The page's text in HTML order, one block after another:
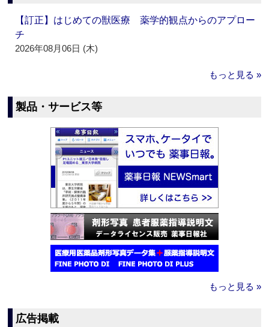
【訂正】はじめての獣医療 薬学的観点からのアプロー
チ
2026年08月06日 (木)
もっと見る »
製品・サービス等
もっと見る »
広告掲載